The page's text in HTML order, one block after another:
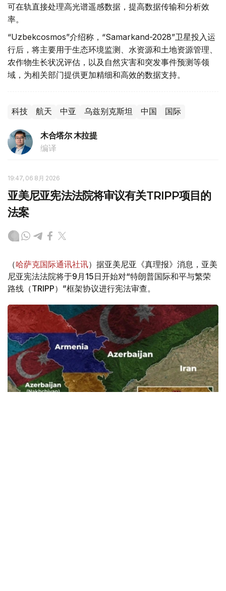
可在轨直接处理高光谱遥感数据，提高数据传输和分析效
率。
“Uzbekcosmos”介绍称，“Samarkand-2028”卫星投入运
行后，将主要用于生态环境监测、水资源和土地资源管理、
农作物生长状况评估，以及自然灾害和突发事件预测等领
域，为相关部门提供更加精细和高效的数据支持。
科技 航天 中亚 乌兹别克斯坦 中国 国际
木合塔尔 木拉提
编译
19:47, 06 8月 2026
亚美尼亚宪法法院将审议有关TRIPP项目的
法案
（哈萨克国际通讯社讯）据亚美尼亚《真理报》消息，亚美
尼亚宪法法院将于9月15日开始对“特朗普国际和平与繁荣
路线（TRIPP）”框架协议进行宪法审查。